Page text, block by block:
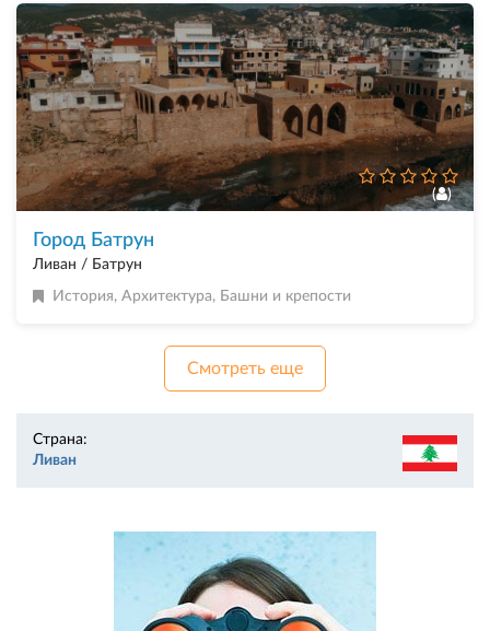
( )
Город Батрун
Ливан / Батрун
История, Архитектура, Башни и крепости
Смотреть еще
Страна:
Ливан